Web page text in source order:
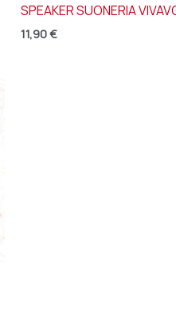
SPEAKER SUONERIA
11,90€